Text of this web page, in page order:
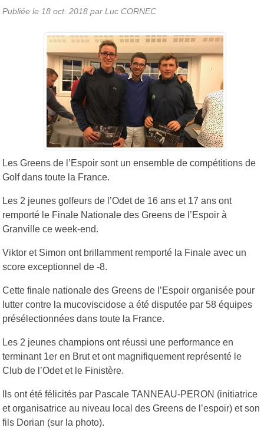
Publiée le 18 oct. 2018 par Luc CORNEC
Les Greens de l’Espoir sont un ensemble de compétitions de
Golf dans toute la France.
Les 2 jeunes golfeurs de l’Odet de 16 ans et 17 ans ont
remporté le Finale Nationale des Greens de l’Espoir à
Granville ce week-end.
Viktor et Simon ont brillamment remporté la Finale avec un
score exceptionnel de -8.
Cette finale nationale des Greens de l’Espoir organisée pour
lutter contre la mucoviscidose a été disputée par 58 équipes
présélectionnées dans toute la France.
Les 2 jeunes champions ont réussi une performance en
terminant 1er en Brut et ont magnifiquement représenté le
Club de l’Odet et le Finistère.
Ils ont été félicités par Pascale TANNEAU-PERON (initiatrice
et organisatrice au niveau local des Greens de l’espoir) et son
fils Dorian (sur la photo).